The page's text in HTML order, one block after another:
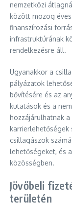
nemzetközi
között mozog
finanszírozási
infrastruktúrának
rendelkezésre áll.
Ugyanakkor a
pályázatok
bővítésére és az
kutatások és a
hozzájárulhatnak a
karrierlehetőségek
csillagászok
lehetőségeket, és
közösségben.
Jövőbeli
területén